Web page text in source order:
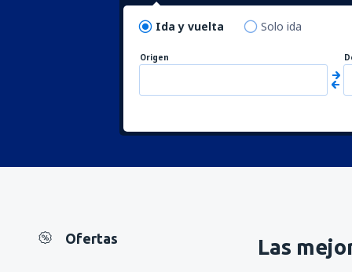
Ida y vuelta Solo ida
Origen
Ofertas Las